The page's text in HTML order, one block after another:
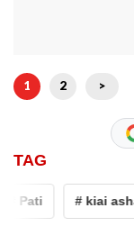
1 2 >
TAG
Pati # kiai